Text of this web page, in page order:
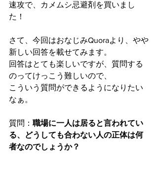
速攻で、カメムシ忌避剤を買いまし
た！
さて、今回はおなじみQuoraより、やや
新しい回答を載せてみます。
回答はとても楽しいですが、質問する
のってけっこう難しいので、
こういう質問ができるようになりたい
なぁ。
質問： 職場に一人は居ると言われてい
る、どうしても合わない人の正体は何
者なのでしょうか？